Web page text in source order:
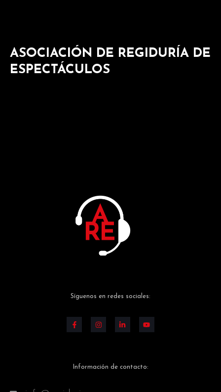
ASOCIACIÓN DE REGIDURÍA DE
ESPECTÁCULOS
Síguenos en redes sociales:
Información de contacto: